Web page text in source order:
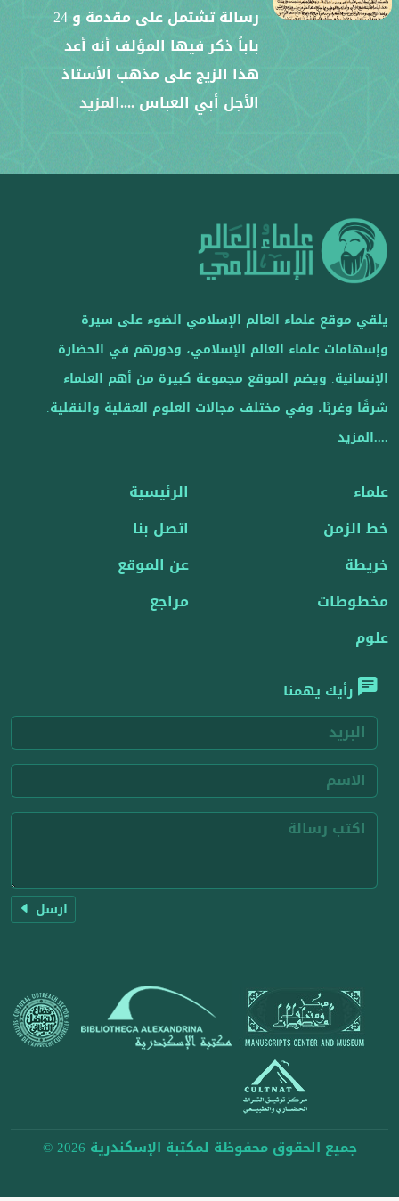
رسالة تشتمل على مقدمة و 24
باباً ذكر فيها المؤلف أنه أعد
هذا الزيج على مذهب الأستاذ
الأجل أبي العباس....المزيد
يلقي موقع علماء العالم الإسلامي الضوء على سيرة
وإسهامات علماء العالم الإسلامي، ودورهم في الحضارة
الإنسانية. ويضم الموقع مجموعة كبيرة من أهم العلماء
شرقًا وغربًا، وفي مختلف مجالات العلوم العقلية والنقلية.
....المزيد
علماء
خط الزمن
خريطة
مخطوطات
علوم
الرئيسية
اتصل بنا
عن الموقع
مراجع
رأيك يهمنا
ارسل
جميع الحقوق محفوظة لمكتبة الإسكندرية 2026 ©